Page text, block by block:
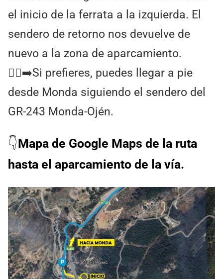
el inicio de la ferrata a la izquierda. El
sendero de retorno nos devuelve de
nuevo a la zona de aparcamiento.
🚶‍♀️‍➡️Si prefieres, puedes llegar a pie
desde Monda siguiendo el sendero del
GR-243 Monda-Ojén.
👇Mapa de Google Maps de la ruta
hasta el aparcamiento de la vía.